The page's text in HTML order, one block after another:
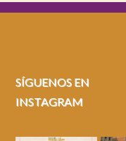
SÍGUENOS EN
INSTAGRAM